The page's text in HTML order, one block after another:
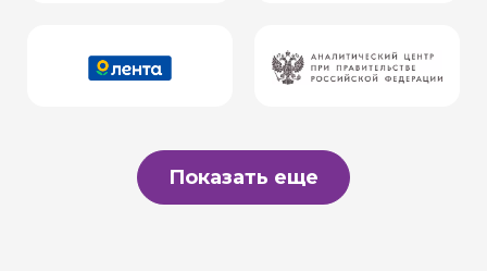
Показать еще